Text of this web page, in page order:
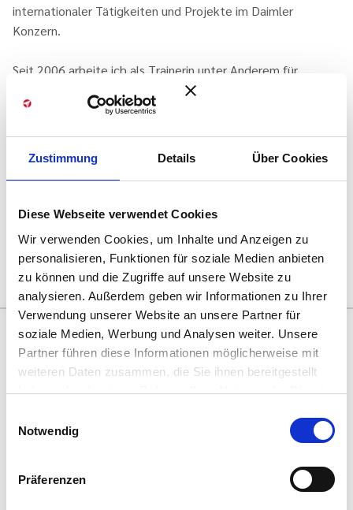
Zustimmung Details Über Cookies
Diese Webseite verwendet Cookies
Wir verwenden Cookies, um Inhalte und Anzeigen zu
personalisieren, Funktionen für soziale Medien anbieten
zu können und die Zugriffe auf unsere Website zu
analysieren. Außerdem geben wir Informationen zu Ihrer
Verwendung unserer Website an unsere Partner für
soziale Medien, Werbung und Analysen weiter. Unsere
Partner führen diese Informationen möglicherweise mit
weiteren Daten zusammen, die Sie ihnen bereitgestellt
haben oder die sie im Rahmen Ihrer Nutzung der Dienste
Cookies, wenn Sie unsere Webseite weiterhin nutzen.
Notwendig
Präferenzen
internationaler Tätigkeiten und Projekte im Daimler
Konzern.
Seit 2006 arbeite ich als Trainerin unter Anderem für
Kommunikations-, Vertriebs- und Moderationsthemen.
Besonders viel Freude erlebe ich bei den
Teilnehmer*innen wachsen sowie ihren Zielen bei ihren
persönlichen Hürdenläufen immer näher kommen sehe.
Mein Heimathafen ist Hamburg, wo ich mit meinem Mann
Inspiration sind Laufen und Tennis.
Das könnte dich auch interessieren
Gelungene Zusammenarbeit im Projekt, die durch